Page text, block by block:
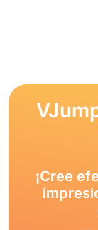
¡Cree